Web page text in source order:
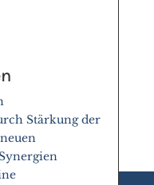
Stärkung der